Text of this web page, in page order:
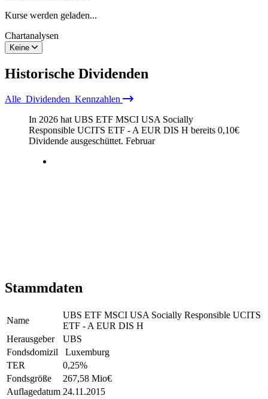
Kurse werden geladen...
Chartanalysen
Keine
Historische Dividenden
Alle Dividenden Kennzahlen
In 2026 hat UBS ETF MSCI USA Socially
Responsible UCITS ETF - A EUR DIS H bereits 0,10€
Dividende ausgeschüttet. Februar
Stammdaten
Name
UBS ETF MSCI USA Socially Responsible UCITS
ETF - A EUR DIS H
Herausgeber
UBS
Fondsdomizil
Luxemburg
TER
0,25%
Fondsgröße
267,58 Mio€
Auflagedatum 24.11.2015